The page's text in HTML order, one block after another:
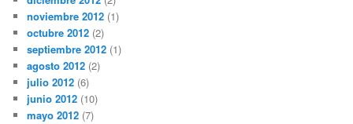
noviembre 2012 (1)
octubre 2012 (2)
septiembre 2012 (1)
agosto 2012 (2)
julio 2012 (6)
junio 2012 (10)
mayo 2012 (7)